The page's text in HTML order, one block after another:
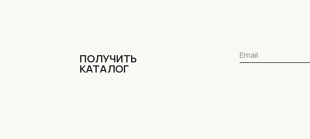
ПОЛУЧИТЬ
КАТАЛОГ